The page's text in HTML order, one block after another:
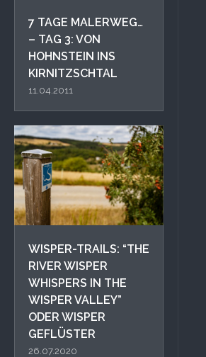
7 TAGE MALERWEG…
– TAG 3: VON
HOHNSTEIN INS
KIRNITZSCHTAL
11.04.2011
WISPER-TRAILS: “THE
RIVER WISPER
WHISPERS IN THE
WISPER VALLEY”
ODER WISPER
GEFLÜSTER
26.07.2020